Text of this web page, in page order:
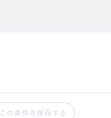
この条件を保存する